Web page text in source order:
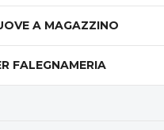
A MAGAZZINO
FALEGNAMERIA